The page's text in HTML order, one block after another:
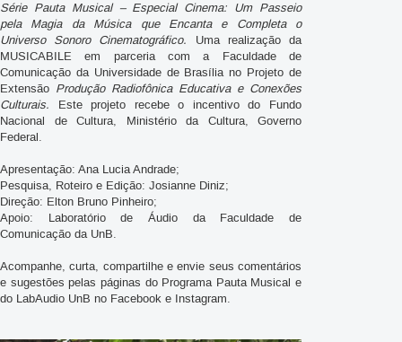
Série Pauta Musical – Especial Cinema: Um Passeio
pela Magia da Música que Encanta e Completa o
Universo Sonoro Cinematográfico. Uma realização da
MUSICABILE em parceria com a Faculdade de
Comunicação da Universidade de Brasília no Projeto de
Extensão Produção Radiofônica Educativa e Conexões
Culturais. Este projeto recebe o incentivo do Fundo
Nacional de Cultura, Ministério da Cultura, Governo
Federal.
Apresentação: Ana Lucia Andrade;
Pesquisa, Roteiro e Edição: Josianne Diniz;
Direção: Elton Bruno Pinheiro;
Apoio: Laboratório de Áudio da Faculdade de
Comunicação da UnB.
Acompanhe, curta, compartilhe e envie seus comentários
e sugestões pelas páginas do Programa Pauta Musical e
do LabAudio UnB no Facebook e Instagram.